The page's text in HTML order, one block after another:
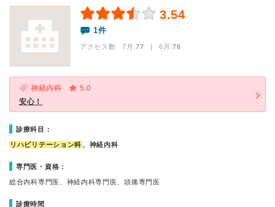
3.54
1件
アクセス数 7月:77 | 6月:76
神経内科
5.0
安心！
診療科目：
リハビリテーション科 、神経内科
専門医・資格：
総合内科専門医、神経内科専門医、頭痛専門医
診療時間